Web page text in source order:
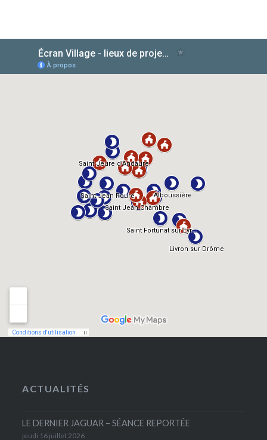
ACTUALITÉS
LE DERNIER JAGUAR – SÉANCE REPORTÉE
jeudi 16 juillet 2026